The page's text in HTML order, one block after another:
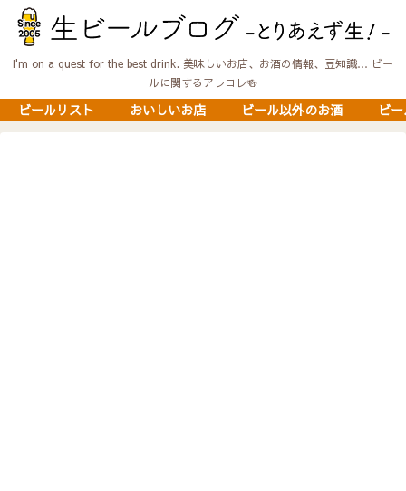
I'm on a quest for the best drink. 美味しいお店、お酒の情報、豆知識… ビー
ルに関するアレコレ🍻
ビールリスト おいしいお店 ビール以外のお酒 ビ